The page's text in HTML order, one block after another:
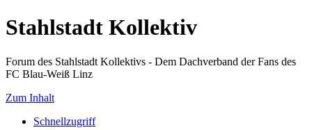
Stahlstadt Kollektiv
Forum des Stahlstadt Kollektivs - Dem Dachverband der Fans des
FC Blau-Weiß Linz
Zum Inhalt
Schnellzugriff